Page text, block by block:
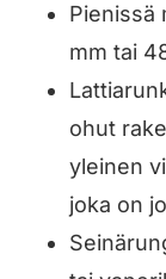
Pienissä
mm tai
ohut
yleinen
joka on